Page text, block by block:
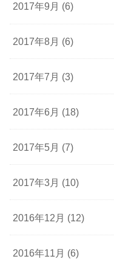
2017年9月 (6)
2017年8月 (6)
2017年7月 (3)
2017年6月 (18)
2017年5月 (7)
2017年3月 (10)
2016年12月 (12)
2016年11月 (6)